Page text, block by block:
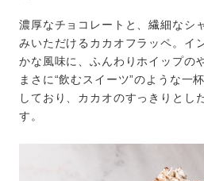
濃厚なチョコレートと、繊細なシ
みいただけるカカオフラッペ。イ
かな風味に、ふんわりホイップの
まさに“飲むスイーツ”のような一
しており、カカオのすっきりとし
す。